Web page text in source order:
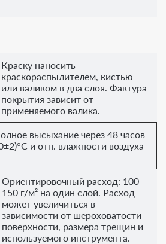
Краску наносить
краскораспылителем, кистью
или валиком в два слоя. Фактура
покрытия зависит от
применяемого валика.
высыхание через 48 часов
и отн. влажности воздуха
Ориентировочный расход: 100-
150 г/м² на один слой. Расход
может увеличиться в
зависимости от шероховатости
поверхности, размера трещин и
используемого инструмента.